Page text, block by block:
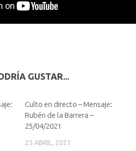
GUSTAR...
Culto en directo – Mensaje:
Rubén de la Barrera –
25/04/2021
25 ABRIL, 2021